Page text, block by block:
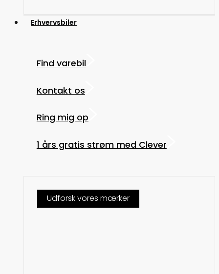
Erhvervsbiler
Find varebil
Kontakt os
Ring mig op
1 års gratis strøm med Clever
Udforsk vores mærker